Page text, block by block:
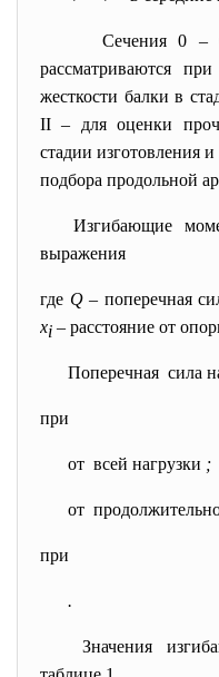
Сечения 0
рассматриваются
жесткости балки в
II – для оценки
стадии изготовления
подбора продольной
Изгибающие
выражения
где Q– поперечная
xi – расстояние от
Поперечная сила
при
от всей нагрузки ;
от
при
.
Значения